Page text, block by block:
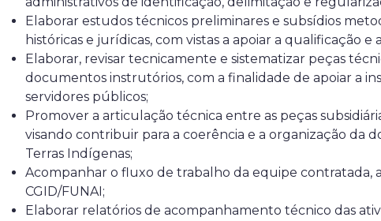
Elaborar estudos técnicos preliminares e subsídios
históricas e jurídicas, com vistas a apoiar a qualificação
Elaborar, revisar tecnicamente e sistematizar peças
documentos instrutórios, com a finalidade de apoiar a
servidores públicos;
Promover a articulação técnica entre as peças
visando contribuir para a coerência e a organização
Terras Indígenas;
Acompanhar o fluxo de trabalho da equipe contratada,
CGID/FUNAI;
Elaborar relatórios de acompanhamento técnico das